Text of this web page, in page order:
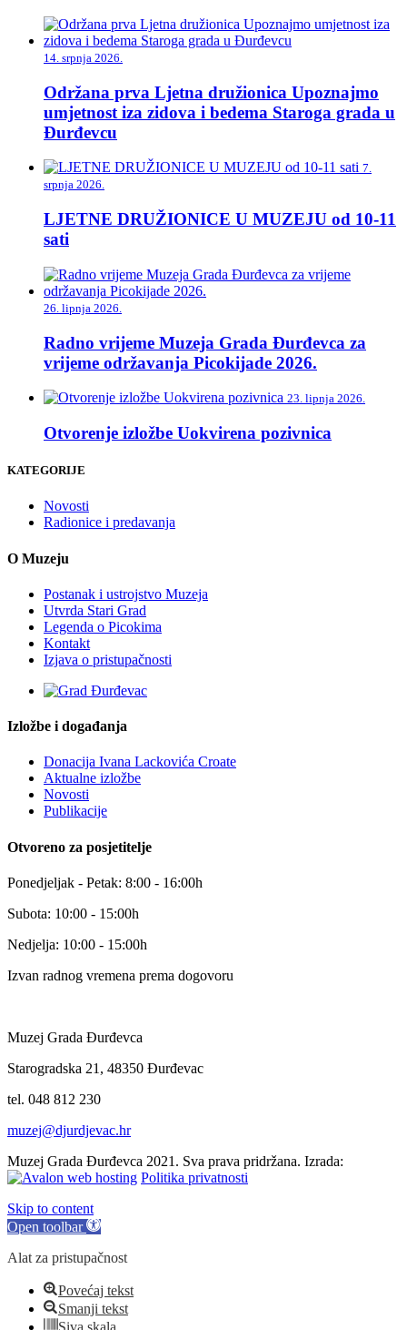
14. srpnja 2026.
Održana prva Ljetna družionica Upoznajmo
umjetnost iza zidova i bedema Staroga grada u
Đurđevcu
7.
srpnja 2026.
LJETNE DRUŽIONICE U MUZEJU od 10-11
sati
26. lipnja 2026.
Radno vrijeme Muzeja Grada Đurđevca za
vrijeme održavanja Picokijade 2026.
23. lipnja 2026.
Otvorenje izložbe Uokvirena pozivnica
KATEGORIJE
Novosti
Radionice i predavanja
O Muzeju
Postanak i ustrojstvo Muzeja
Utvrda Stari Grad
Legenda o Picokima
Kontakt
Izjava o pristupačnosti
Izložbe i događanja
Donacija Ivana Lackovića Croate
Aktualne izložbe
Novosti
Publikacije
Otvoreno za posjetitelje
Ponedjeljak - Petak: 8:00 - 16:00h
Subota: 10:00 - 15:00h
Nedjelja: 10:00 - 15:00h
Izvan radnog vremena prema dogovoru
Muzej Grada Đurđevca
Starogradska 21, 48350 Đurđevac
tel. 048 812 230
muzej@djurdjevac.hr
Muzej Grada Đurđevca 2021. Sva prava pridržana. Izrada:
Politika privatnosti
Skip to content
Open toolbar
Alat za pristupačnost
Povećaj tekst
Smanji tekst
Siva skala